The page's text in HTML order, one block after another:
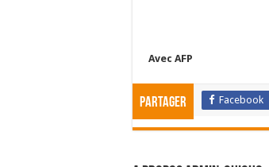
Avec AFP
Partager Facebook